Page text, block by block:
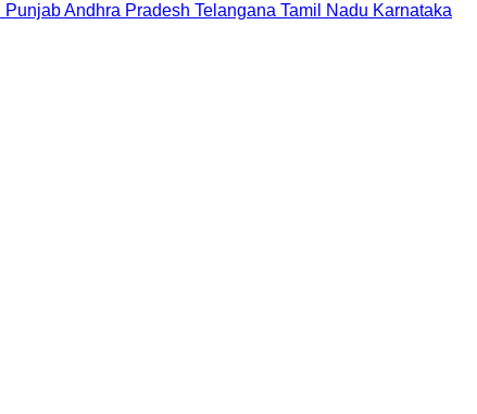
PunjabAndhra Pradesh Telangana Tamil Nadu Karnataka